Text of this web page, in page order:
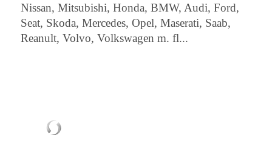
Nissan, Mitsubishi, Honda, BMW, Audi, Ford,
Seat, Skoda, Mercedes, Opel, Maserati, Saab,
Reanult, Volvo, Volkswagen m. fl...